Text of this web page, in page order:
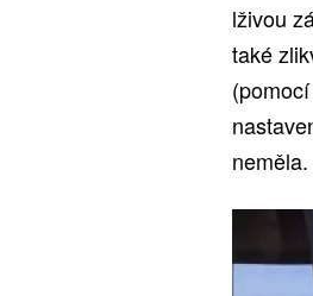
lživou
také
neměla.